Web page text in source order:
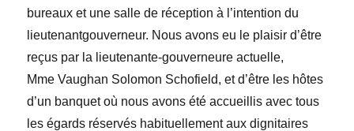
bureaux et une salle de réception à l’intention du
lieutenantgouverneur. Nous avons eu le plaisir d’être
reçus par la lieutenante-gouverneure actuelle,
Mme Vaughan Solomon Schofield, et d’être les hôtes
d’un banquet où nous avons été accueillis avec tous
les égards réservés habituellement aux dignitaires